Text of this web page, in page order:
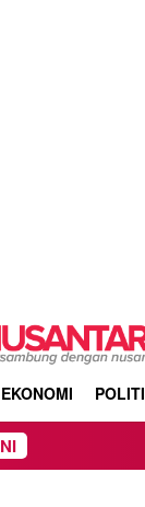
EKONOMI
Irigasi di